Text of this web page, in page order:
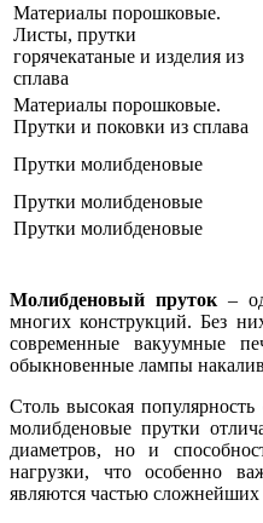
Материалы порошковые.
Листы, прутки
горячекатаные и изделия из
сплава
Материалы порошковые.
Прутки и поковки из сплава
Прутки молибденовые
Прутки молибденовые
Прутки молибденовые
Молибденовый пруток –
многих конструкций. Без
современные вакуумные
обыкновенные лампы
Столь высокая популярность
молибденовые прутки
диаметров, но и
нагрузки, что особенно
являются частью